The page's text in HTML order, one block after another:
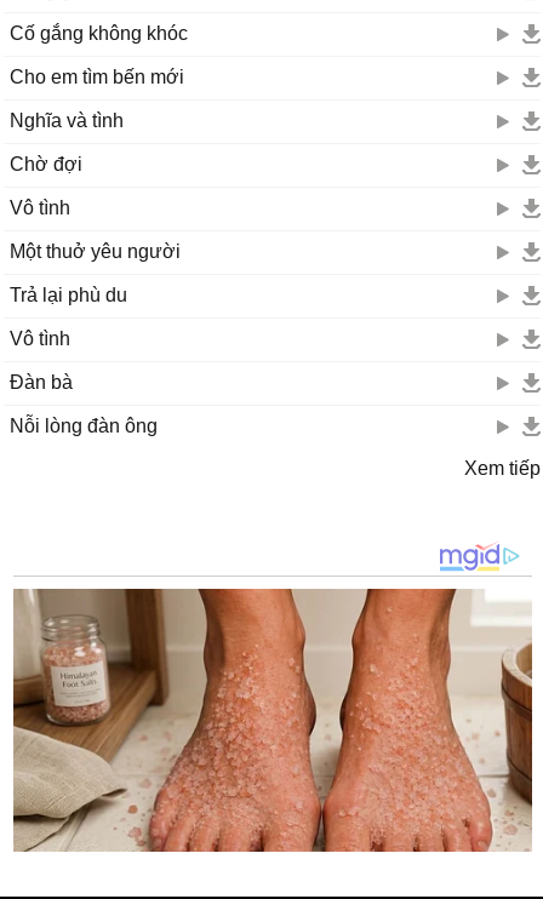
Cố gắng không khóc
Cho em tìm bến mới
Nghĩa và tình
Chờ đợi
Vô tình
Một thuở yêu người
Trả lại phù du
Vô tình
Đàn bà
Nỗi lòng đàn ông
Xem tiếp